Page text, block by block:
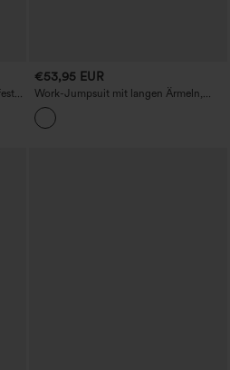
€53,95 EUR
Work-Jumpsuit mit langen Ärmeln,
Kordelzug, weitem Bein und Taschen